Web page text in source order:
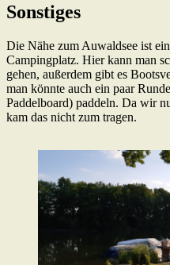
Sonstiges
Die Nähe zum Auwaldsee ist
Campingplatz. Hier kann man
gehen, außerdem gibt es
man könnte auch ein paar
Paddelboard) paddeln. Da wir
kam das nicht zum tragen.